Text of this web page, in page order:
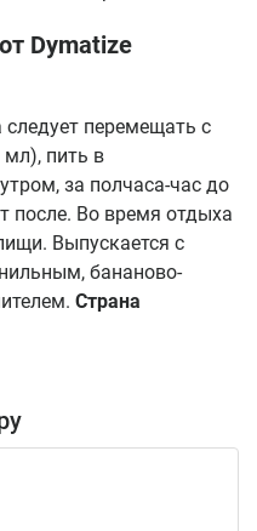
Dymatize
перемещать с
пить в
за полчаса-час до
после. Во время отдыха
Выпускается с
бананово-
Страна